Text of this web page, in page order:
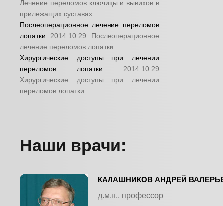
Лечение переломов ключицы и вывихов в
прилежащих суставах
Послеоперационное лечение переломов
лопатки
2014.10.29
Послеоперационное
лечение переломов лопатки
Хирургические доступы при лечении
переломов лопатки
2014.10.29
Хирургические доступы при лечении
переломов лопатки
Наши врачи:
КАЛАШНИКОВ АНДРЕЙ
д.м.н., профессор